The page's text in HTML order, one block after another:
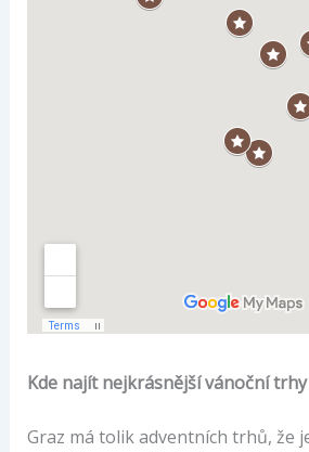
Kde najít nejkrásnější vánoční trhy
Graz má tolik adventních trhů, že